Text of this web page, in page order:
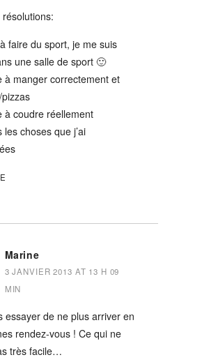
faire du sport, je me suis
une salle de sport 🙂
à manger correctement et
à coudre réellement
les choses que j’ai
Marine
3 JANVIER 2013 AT 13 H 09
MIN
essayer de ne plus arriver en
rendez-vous ! Ce qui ne
très facile…